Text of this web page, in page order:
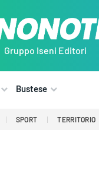
Gruppo Iseni Editori
Bustese
SPORT TERRITORIO